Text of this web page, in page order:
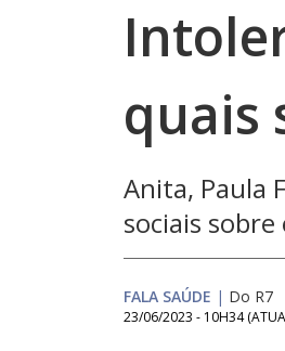
quais
Anita, Paula
sociais
FALA SAÚDE | Do R7
23/06/2023 - 10H34